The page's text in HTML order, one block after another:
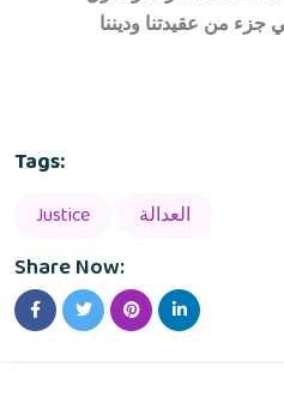
Tags:
Justice العدالة
Share Now: